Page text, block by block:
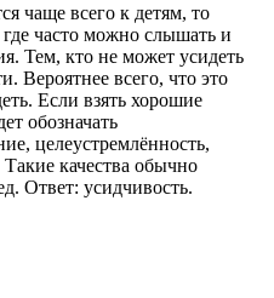
чаще всего к детям, то
часто можно слышать и
Тем, кто не может усидеть
Вероятнее всего, что это
Если взять хорошие
обозначать
целеустремлённость,
качества обычно
Ответ: усидчивость.